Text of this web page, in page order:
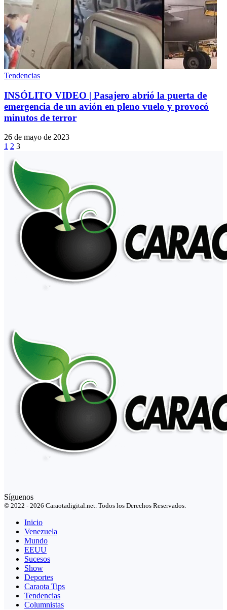
Tendencias
INSÓLITO VIDEO | Pasajero abrió la puerta de
emergencia de un avión en pleno vuelo y provocó
minutos de terror
26 de mayo de 2023
1 2 3
Síguenos
© 2022 - 2026 Caraotadigital.net. Todos los Derechos Reservados.
Inicio
Venezuela
Mundo
EEUU
Sucesos
Show
Deportes
Caraota Tips
Tendencias
Columnistas